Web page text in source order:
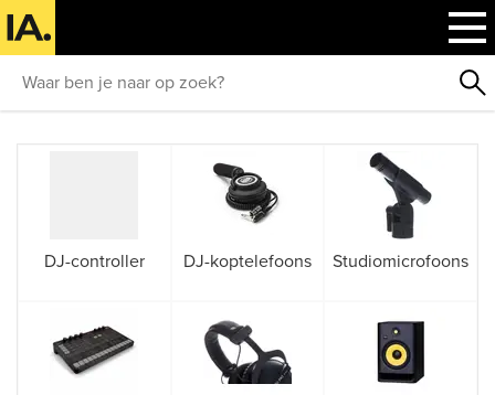
DJ-controller DJ-koptelefoons Studiomicrofoons